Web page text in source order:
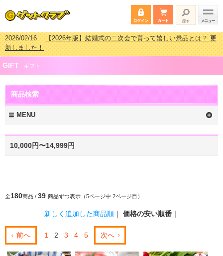
2026/02/16【2026年版】結婚式の二次会で貰って嬉しい景品とは？ 更
2026/02/03【2026年版】ゴルフコンペ景品 3000円未満［2000円～
2999円編］もらってうれしい人気ラ…
2026/07/15【2026年版】ビンゴゲーム景品おすすめ金額別人気ランキ
ング 更新しました！
2026/04/03【2026年版】ゴルフコンペ景品 3000円未満［2000円～
2999円編］もらってうれしい人気ラ…
GIFT ギフト
商品検索
MENU
10,000円〜14,999円
全180商品 / 39 商品ずつ表示（5ページ中 2ページ目）
新しく追加した商品順 ｜ 価格の安い順番 ｜
前へ 1 2 3 4 5 次へ